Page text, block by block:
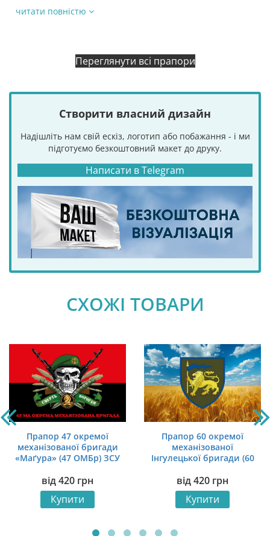
читати повністю
Переглянути всі прапори
Створити власний дизайн
Надішліть нам свій ескіз, логотип або побажання - і ми
підготуємо безкоштовний макет до друку.
Написати в Telegram
СХОЖІ ТОВАРИ
Прапор 47 окремої
механізованої бригади
«Маґура» (47 ОМБр) ЗСУ
ворогам» червоно-
чорний
від420 грн
Купити
Прапор 60 окремої
механізованої
Інгулецької бригади (60
поле
від420 грн
Купити